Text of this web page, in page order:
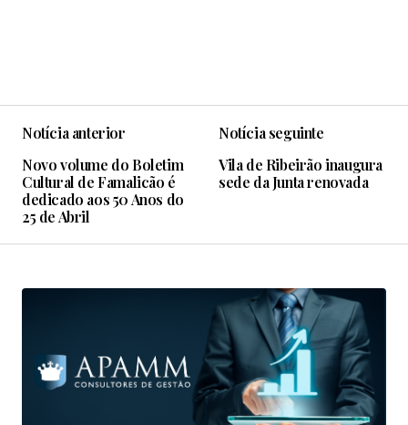
Notícia anterior
Novo volume do Boletim
Cultural de Famalicão é
dedicado aos 50 Anos do
25 de Abril
Notícia seguinte
Vila de Ribeirão inaugura
sede da Junta renovada